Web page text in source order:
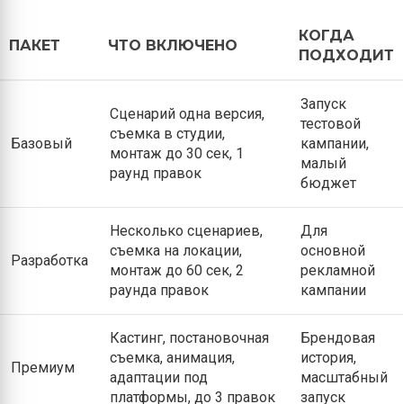
ПАКЕТ ЧТО ВКЛЮЧЕНО
КОГДА
ПОДХОДИТ
Базовый
Сценарий одна версия,
съемка в студии,
монтаж до 30 сек, 1
раунд правок
Запуск
тестовой
кампании,
малый
бюджет
Разработка
Несколько сценариев,
съемка на локации,
монтаж до 60 сек, 2
раунда правок
Для
основной
рекламной
кампании
Премиум
Кастинг, постановочная
съемка, анимация,
адаптации под
платформы, до 3 правок
Брендовая
история,
масштабный
запуск